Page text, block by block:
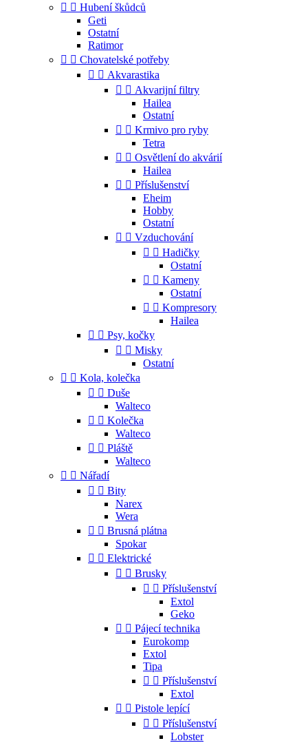
  Hubení škůdců
Geti
Ostatní
Ratimor
  Chovatelské potřeby
  Akvarastika
  Akvarijní filtry
Hailea
Ostatní
  Krmivo pro ryby
Tetra
  Osvětlení do akvárií
Hailea
  Příslušenství
Eheim
Hobby
Ostatní
  Vzduchování
  Hadičky
Ostatní
  Kameny
Ostatní
  Kompresory
Hailea
  Psy, kočky
  Misky
Ostatní
  Kola, kolečka
  Duše
Walteco
  Kolečka
Walteco
  Pláště
Walteco
  Nářadí
  Bity
Narex
Wera
  Brusná plátna
Spokar
  Elektrické
  Brusky
  Příslušenství
Extol
Geko
  Pájecí technika
Eurokomp
Extol
Tipa
  Příslušenství
Extol
  Pistole lepící
  Příslušenství
Lobster